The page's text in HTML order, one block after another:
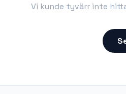
Vi kunde tyvärr inte